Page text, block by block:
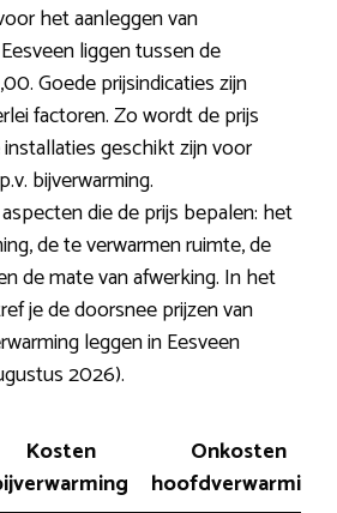
het aanleggen van
liggen tussen de
Goede prijsindicaties zijn
factoren. Zo wordt de prijs
geschikt zijn voor
bijverwarming.
die de prijs bepalen: het
de te verwarmen ruimte, de
de mate van afwerking. In het
je de doorsnee prijzen van
leggen in Eesveen
2026).
Kosten
Onkosten
hoofdverwarming